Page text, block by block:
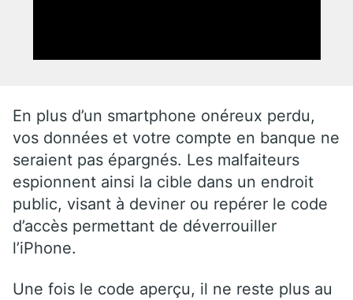
En plus d’un smartphone onéreux perdu,
vos données et votre compte en banque ne
seraient pas épargnés. Les malfaiteurs
espionnent ainsi la cible dans un endroit
public, visant à deviner ou repérer le code
d’accès permettant de déverrouiller
l’iPhone.
Une fois le code aperçu, il ne reste plus au